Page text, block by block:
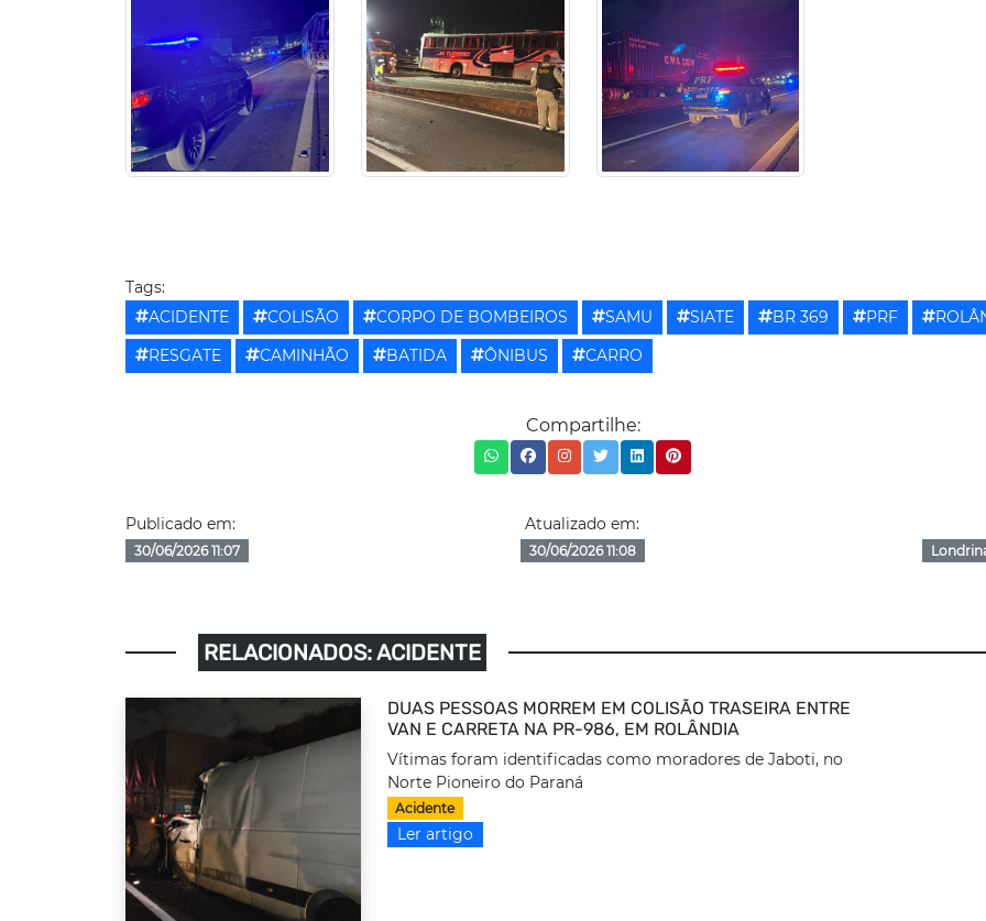
Tags:
ACIDENTE
COLISÃO CORPO DE BOMBEIROS SAMU SIATE BR 369 PRF
RESGATE
CAMINHÃO BATIDA ÔNIBUS CARRO
Compartilhe:
Publicado em:
30/06/2026 11:07
Atualizado em:
30/06/2026 11:08
RELACIONADOS: ACIDENTE
DUAS PESSOAS MORREM EM COLISÃO TRASEIRA ENTRE
VAN E CARRETA NA PR-986, EM ROLÂNDIA
Vítimas foram identificadas como moradores de Jaboti, no
Norte Pioneiro do Paraná
Acidente
Ler artigo